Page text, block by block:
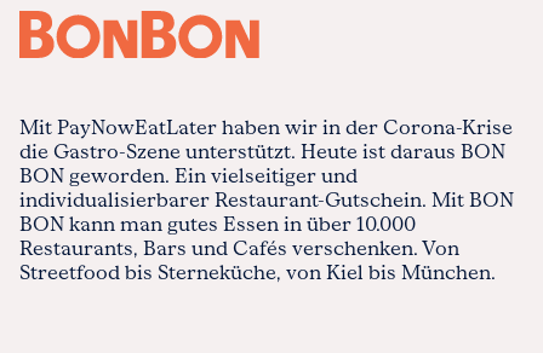
Mit PayNowEatLater haben wir in der Corona-Krise
die Gastro-Szene unterstützt. Heute ist daraus BON
BON geworden. Ein vielseitiger und
individualisierbarer Restaurant-Gutschein. Mit BON
BON kann man gutes Essen in über 10.000
Restaurants, Bars und Cafés verschenken. Von
Streetfood bis Sterneküche, von Kiel bis München.